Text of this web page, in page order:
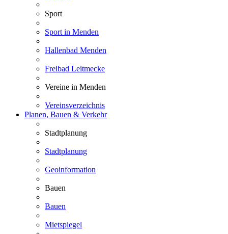
Sport
Sport in Menden
Hallenbad Menden
Freibad Leitmecke
Vereine in Menden
Vereinsverzeichnis
Planen, Bauen & Verkehr
Stadtplanung
Stadtplanung
Geoinformation
Bauen
Bauen
Mietspiegel